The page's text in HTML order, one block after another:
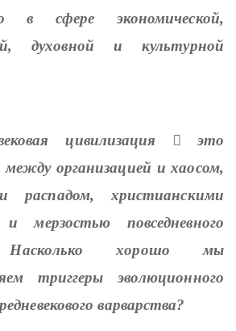
в сфере экономической,
духовной и культурной
цивилизация это
между организацией и хаосом,
распадом, христианскими
мерзостью повседневного
хорошо мы
триггеры эволюционного
варварства?